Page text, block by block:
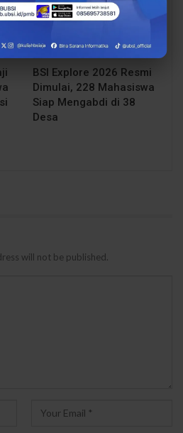
BSI Explore 2026 Resmi
Dimulai, 228 Mahasiswa
Siap Mengabdi di 38
Desa
will not be published.